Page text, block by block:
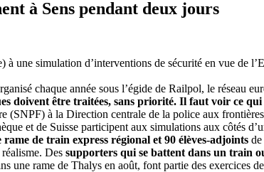
à Sens pendant deux jours
une simulation d’interventions de sécurité en vue de
chaque année sous l’égide de Railpol, le réseau
doivent être traitées, sans priorité. Il faut voir ce qui
à la Direction centrale de la police aux
et de Suisse participent aux simulations aux côtés
de train express régional et 90 élèves-adjoints
Des supporters qui se battent dans un train
une rame de Thalys en août, font partie des exercices